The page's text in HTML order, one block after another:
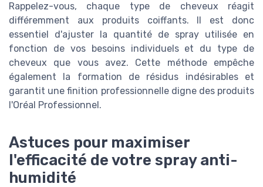
Rappelez-vous, chaque type de cheveux réagit
différemment aux produits coiffants. Il est donc
essentiel d'ajuster la quantité de spray utilisée en
fonction de vos besoins individuels et du type de
cheveux que vous avez. Cette méthode empêche
également la formation de résidus indésirables et
garantit une finition professionnelle digne des produits
l'Oréal Professionnel.
Astuces pour maximiser
l'efficacité de votre spray anti-
humidité